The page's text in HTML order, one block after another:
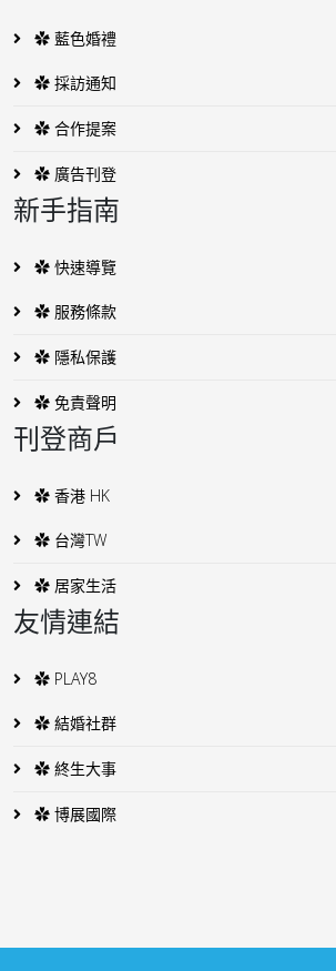
✿ 藍色婚禮
✿ 採訪通知
✿ 合作提案
✿ 廣告刊登
新手指南
✿ 快速導覽
✿ 服務條款
✿ 隱私保護
✿ 免責聲明
刊登商戶
✿ 香港 HK
✿ 台灣TW
✿ 居家生活
友情連結
✿ PLAY8
✿ 結婚社群
✿ 終生大事
✿ 博展國際